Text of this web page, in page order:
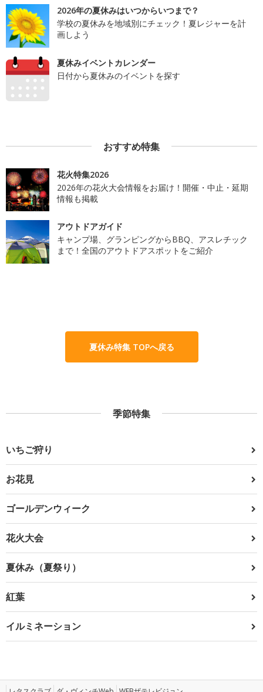
2026年の夏休みはいつからいつまで？
学校の夏休みを地域別にチェック！夏レジャーを計
画しよう
夏休みイベントカレンダー
日付から夏休みのイベントを探す
おすすめ特集
花火特集2026
2026年の花火大会情報をお届け！開催・中止・延期
情報も掲載
アウトドアガイド
キャンプ場、グランピングからBBQ、アスレチック
まで！全国のアウトドアスポットをご紹介
夏休み特集 TOPへ戻る
季節特集
いちご狩り
お花見
ゴールデンウィーク
花火大会
夏休み（夏祭り）
紅葉
イルミネーション